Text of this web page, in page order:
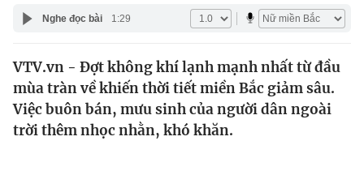
Pháp luật
Thế giới
Tin tức
Công nghệ
Nghe đọc bài 1:29
VTV.vn - Đợt không khí lạnh mạnh nhất từ đầu
mùa tràn về khiến thời tiết miền Bắc giảm sâu.
Việc buôn bán, mưu sinh của người dân ngoài
trời thêm nhọc nhằn, khó khăn.